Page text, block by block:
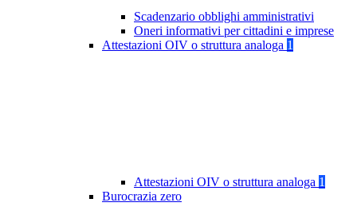
Scadenzario obblighi amministrativi
Oneri informativi per cittadini e imprese
Attestazioni OIV o struttura analoga 1
Attestazioni OIV o struttura analoga 1
Burocrazia zero